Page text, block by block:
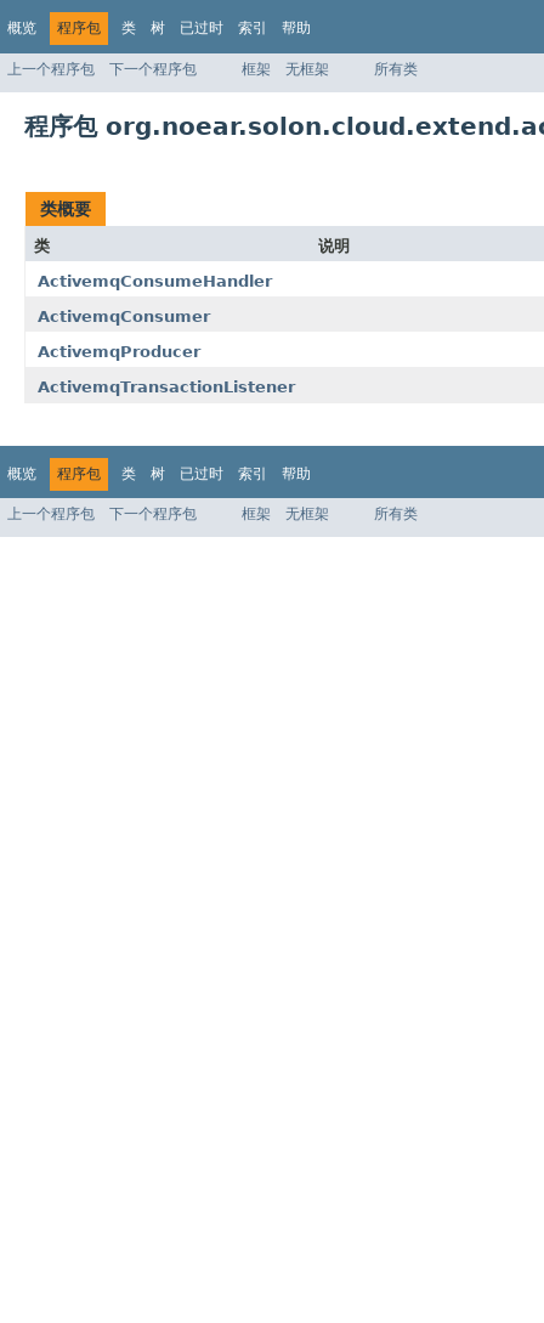
概览 程序包 类 树 已过时 索引 帮助
上一个程序包 下一个程序包 框架 无框架 所有类
程序包
类概要
类
说明
ActivemqConsumeHandler
ActivemqConsumer
ActivemqProducer
ActivemqTransactionListener
概览 程序包 类 树 已过时 索引 帮助
上一个程序包 下一个程序包 框架 无框架 所有类